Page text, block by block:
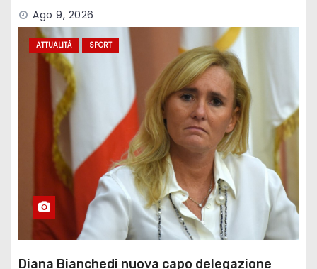
Ago 9, 2026
ATTUALITÀ SPORT
Diana Bianchedi nuova capo delegazione